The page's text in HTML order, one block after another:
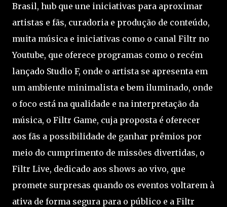
Brasil, hub que une iniciativas para aproximar
artistas e fãs, curadoria e produção de conteúdo,
muita música e iniciativas como o canal Filtr no
Youtube, que oferece programas como o recém
lançado Studio F, onde o artista se apresenta em
um ambiente minimalista e bem iluminado, onde
o foco está na qualidade e na interpretação da
música, o Filtr Game, cuja proposta é oferecer
aos fãs a possibilidade de ganhar prêmios por
meio do cumprimento de missões divertidas, o
Filtr Live, dedicado aos shows ao vivo, que
promete surpresas quando os eventos voltarem à
ativa de forma segura para o público e a Filtr